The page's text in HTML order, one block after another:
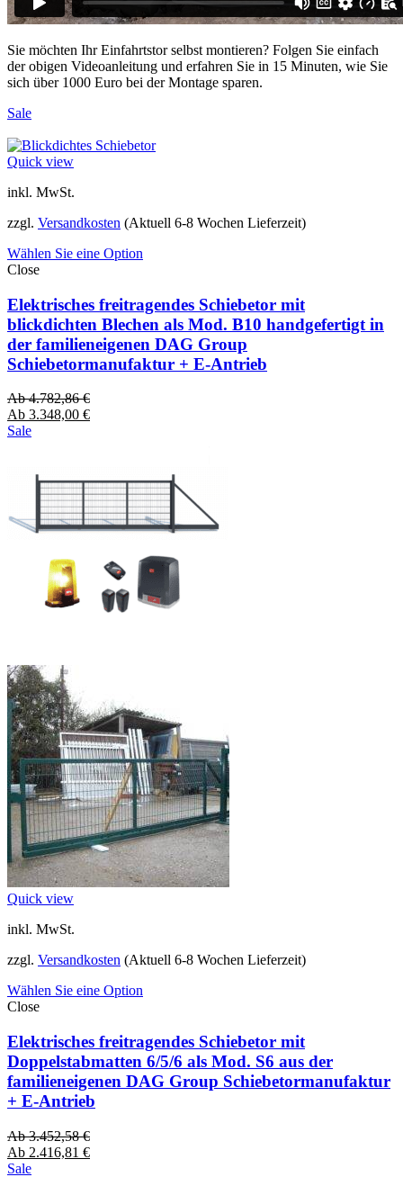
Sie möchten Ihr Einfahrtstor selbst montieren? Folgen Sie einfach
der obigen Videoanleitung und erfahren Sie in 15 Minuten, wie Sie
sich über 1000 Euro bei der Montage sparen.
Sale
Quick view
inkl. MwSt.
zzgl. Versandkosten (Aktuell 6-8 Wochen Lieferzeit)
Wählen Sie eine Option
Close
Elektrisches freitragendes Schiebetor mit
blickdichten Blechen als Mod. B10 handgefertigt in
der familieneigenen DAG Group
Schiebetormanufaktur + E-Antrieb
Ab4.782,86€
Ab 3.348,00 €
Sale
Quick view
inkl. MwSt.
zzgl. Versandkosten (Aktuell 6-8 Wochen Lieferzeit)
Wählen Sie eine Option
Close
Elektrisches freitragendes Schiebetor mit
Doppelstabmatten 6/5/6 als Mod. S6 aus der
familieneigenen DAG Group Schiebetormanufaktur
+ E-Antrieb
Ab3.452,58€
Ab 2.416,81 €
Sale